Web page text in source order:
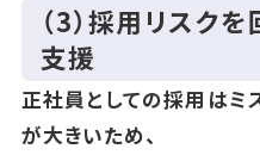
（3）採用リスク
支援
正社員としての採用はミ
が大きいため、